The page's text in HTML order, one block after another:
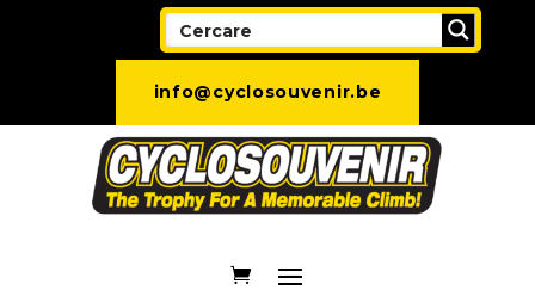
info@cyclosouvenir.be